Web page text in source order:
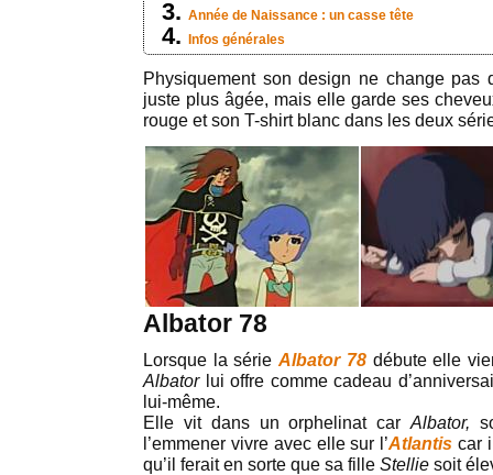
Année de Naissance : un casse tête
Infos générales
Physiquement son design ne change pas
juste plus âgée, mais elle garde ses
rouge et son T-shirt blanc dans les deux
Albator 78
Lorsque la sérieAlbator 78débute elle
Albator lui offre comme cadeau
lui-même.
Elle vit dans un orphelinat car Albator,
l’emmener vivre avec elle sur l’Atlantis car
qu’il ferait en sorte que sa fille Stellie soit